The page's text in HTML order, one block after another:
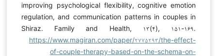
improving psychological flexibility, cognitive emotion
regulation, and communication patterns in couples in
Shiraz. Family and Health, ۱۳(۴), ۱۵۱-۱۶۹.
https://www.magiran.com/paper/۲۷۷۵۲۹۳/the-effect-
of-couple-therapy-based-on-the-schema-on-